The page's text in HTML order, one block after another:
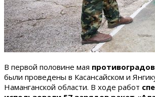
В первой половине мая
были проведены в Касансайском и
Наманганской области. В ходе работ